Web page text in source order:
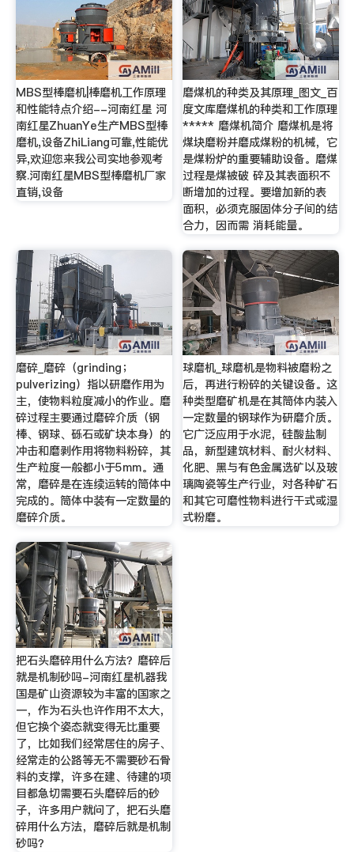
MBS型棒磨机|棒磨机工作原理
和性能特点介绍--河南红星 河
南红星ZhuanYe生产MBS型棒
磨机,设备ZhiLiang可靠,性能优
异,欢迎您来我公司实地参观考
察.河南红星MBS型棒磨机厂家
直销,设备
磨煤机的种类及其原理_图文_百
度文库磨煤机的种类和工作原理
***** 磨煤机简介 磨煤机是将
煤块磨粉并磨成煤粉的机械，它
是煤粉炉的重要辅助设备。磨煤
过程是煤被破 碎及其表面积不
断增加的过程。要增加新的表
面积，必须克服固体分子间的结
合力，因而需 消耗能量。
磨碎_磨碎（grinding；
pulverizing）指以研磨作用为
主，使物料粒度减小的作业。磨
碎过程主要通过磨碎介质（钢
棒、钢球、砾石或矿块本身）的
冲击和磨剥作用将物料粉碎，其
生产粒度一般都小于5mm。通
常，磨碎是在连续运转的筒体中
完成的。筒体中装有一定数量的
磨碎介质。
球磨机_球磨机是物料被磨粉之
后，再进行粉碎的关键设备。这
种类型磨矿机是在其筒体内装入
一定数量的钢球作为研磨介质。
它广泛应用于水泥，硅酸盐制
品，新型建筑材料、耐火材料、
化肥、黑与有色金属选矿以及玻
璃陶瓷等生产行业，对各种矿石
和其它可磨性物料进行干式或湿
式粉磨。
把石头磨碎用什么方法？磨碎后
就是机制砂吗-河南红星机器我
国是矿山资源较为丰富的国家之
一，作为石头也许作用不太大，
但它换个姿态就变得无比重要
了，比如我们经常居住的房子、
经常走的公路等无不需要砂石骨
料的支撑，许多在建、待建的项
目都急切需要石头磨碎后的砂
子，许多用户就问了，把石头磨
碎用什么方法，磨碎后就是机制
砂吗？